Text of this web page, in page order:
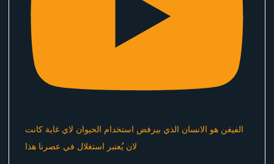
الفيغن هو الانسان الذي بيرفض استخدام الحيوان لاي غاية كانت